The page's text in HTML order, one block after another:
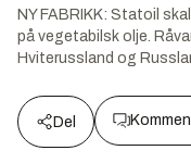
NY FABRIKK: Statoil
på vegetabilsk olje.
Hviterussland og
Del